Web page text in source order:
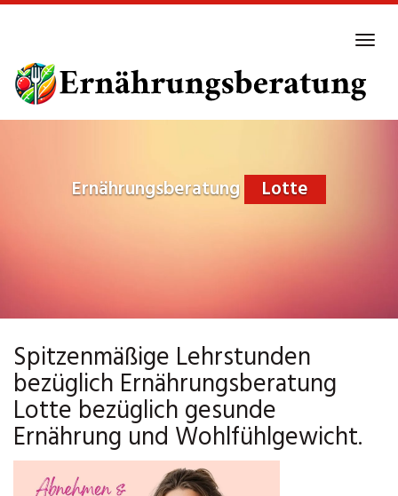
main
content
Ernährungsberatung Lotte
Spitzenmäßige Lehrstunden
bezüglich Ernährungsberatung
Lotte bezüglich gesunde
Ernährung und Wohlfühlgewicht.